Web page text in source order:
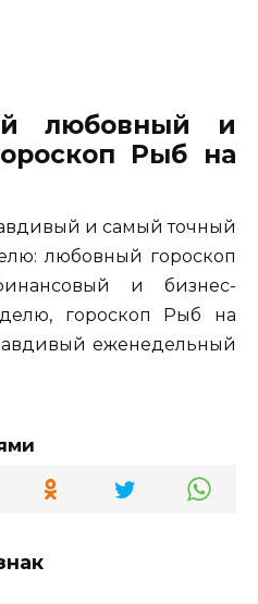
любовный и
Рыб на
и самый точный
любовный гороскоп
и бизнес-
гороскоп Рыб на
еженедельный